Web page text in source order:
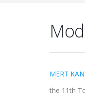
MERT
the 11th